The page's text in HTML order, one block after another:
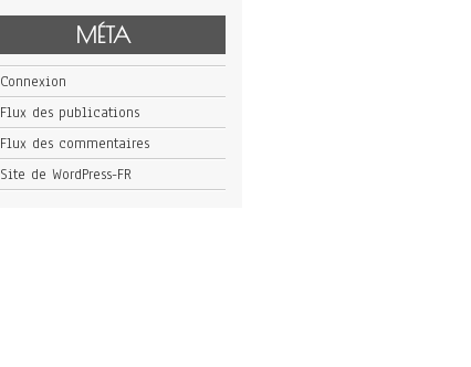
MÉTA
Connexion
Flux des publications
Flux des commentaires
Site de WordPress-FR